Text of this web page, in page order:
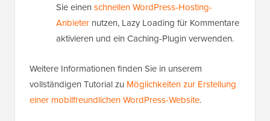
Sie einen schnellen WordPress-Hosting-
Anbieter nutzen, Lazy Loading für Kommentare
aktivieren und ein Caching-Plugin verwenden.
Weitere Informationen finden Sie in unserem
vollständigen Tutorial zu Möglichkeiten zur Erstellung
einer mobilfreundlichen WordPress-Website.